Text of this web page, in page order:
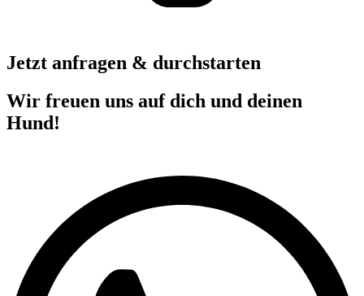
Jetzt anfragen & durchstarten
Wir freuen uns auf dich und deinen
Hund!